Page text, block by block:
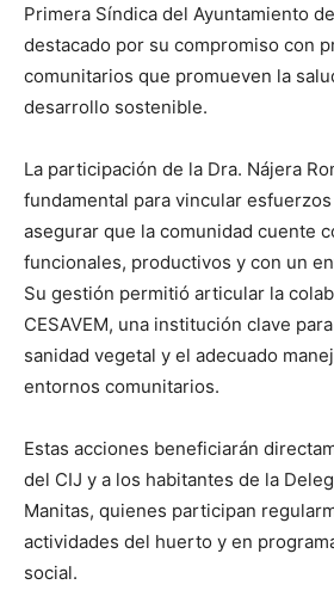
Primera Síndica del Ayuntamiento
destacado por su compromiso con
comunitarios que promueven la
desarrollo sostenible.
La participación de la Dra. Nájera
fundamental para vincular
asegurar que la comunidad cuente
funcionales, productivos y con un
Su gestión permitió articular la
CESAVEM, una institución clave
sanidad vegetal y el adecuado
entornos comunitarios.
Estas acciones beneficiarán
del CIJ y a los habitantes de la
Manitas, quienes participan
actividades del huerto y en
social.